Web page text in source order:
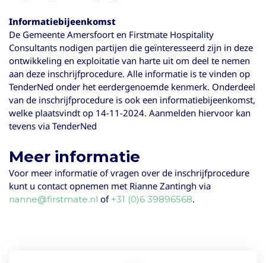
Informatiebijeenkomst
De Gemeente Amersfoort en Firstmate Hospitality
Consultants nodigen partijen die geïnteresseerd zijn in deze
ontwikkeling en exploitatie van harte uit om deel te nemen
aan deze inschrijfprocedure. Alle informatie is te vinden op
TenderNed onder het eerdergenoemde kenmerk. Onderdeel
van de inschrijfprocedure is ook een informatiebijeenkomst,
welke plaatsvindt op 14-11-2024. Aanmelden hiervoor kan
tevens via TenderNed
Meer informatie
Voor meer informatie of vragen over de inschrijfprocedure
kunt u contact opnemen met Rianne Zantingh via
rianne@firstmate.nl of +31 (0)6 39896568.